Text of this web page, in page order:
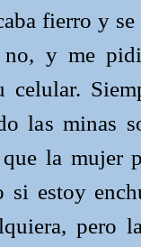
fierro y
y me
celular.
las minas
la mujer
estoy
pero